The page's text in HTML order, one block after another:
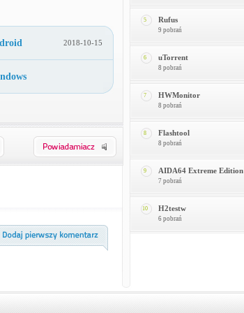
2018-10-15
5 Rufus
9 pobrań
6 uTorrent
8 pobrań
7 HWMonitor
8 pobrań
8 Flashtool
8 pobrań
9 AIDA64 Extreme Edition
7 pobrań
10 H2testw
6 pobrań